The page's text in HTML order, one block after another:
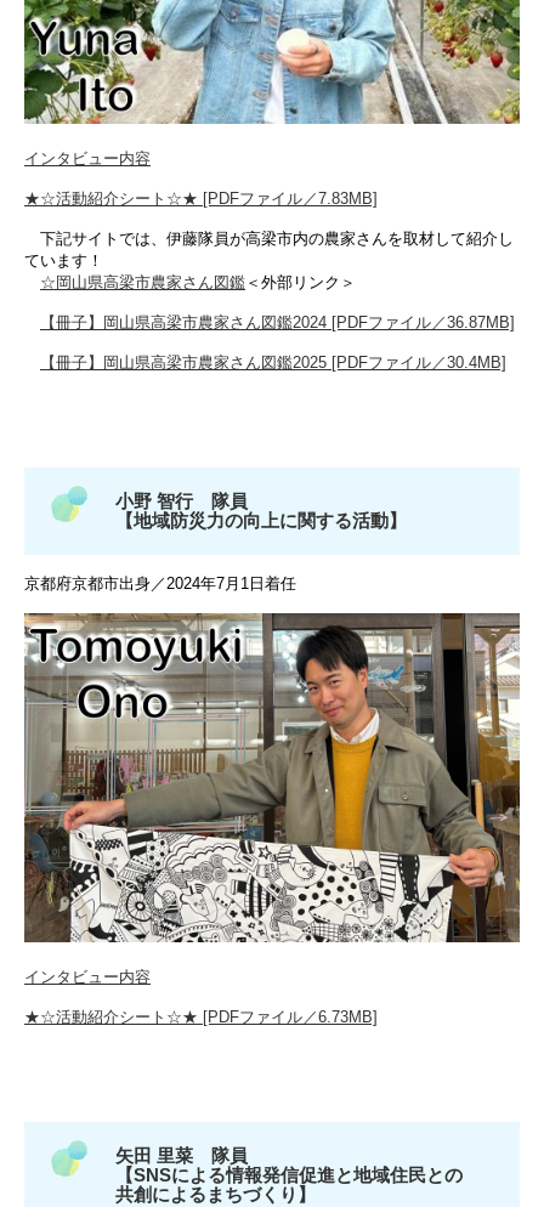
インタビュー内容
★☆活動紹介シート☆★ [PDFファイル／7.83MB]
​​ 下記サイトでは、伊藤隊員が高梁市内の農家さんを取材して紹介し
ています！​
☆岡山県高梁市農家さん図鑑 ＜外部リンク＞
【冊子】岡山県高梁市農家さん図鑑2024 [PDFファイル／36.87MB]
【冊子】岡山県高梁市農家さん図鑑2025 [PDFファイル／30.4MB]
小野 智行 隊員
【地域防災力の向上に関する活動】
京都府京都市出身／2024年7月1日着任
インタビュー内容
★☆活動紹介シート☆★ [PDFファイル／6.73MB]
矢田 里菜 隊員
【SNSによる情報発信促進と地域住民との
共創によるまちづくり】